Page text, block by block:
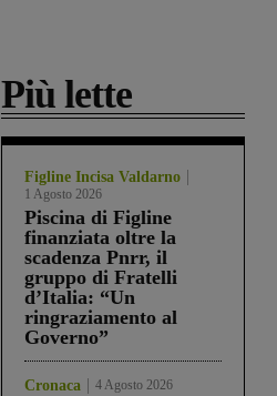
Più lette
Figline Incisa Valdarno
1 Agosto 2026
Piscina di Figline
finanziata oltre la
scadenza Pnrr, il
gruppo di Fratelli
d’Italia: “Un
ringraziamento al
Governo”
Cronaca 4 Agosto 2026